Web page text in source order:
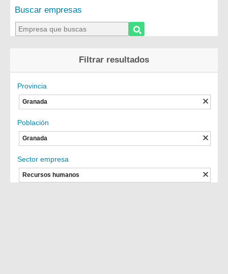
Buscar empresas
Filtrar resultados
Provincia
Granada
Población
Granada
Sector empresa
Recursos humanos